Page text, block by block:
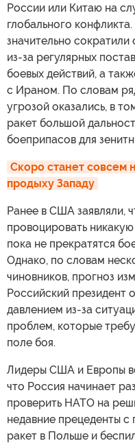
России или Китаю на
глобального
значительно
из-за регулярных
боевых действий, а
с Ираном. По словам
угрозой оказались, в
ракет большой
боеприпасов для
Скоро станет совсем
продыху Западу
Ранее в США заявляли,
провоцировать
пока не прекратятся
Однако, по словам
чиновников, прогноз
Российский президент
давлением из-за
проблем, которые
поле боя.
Лидеры США и Европы
что Россия начинает
проверить НАТО на
недавние прецеденты с
ракет в Польше и